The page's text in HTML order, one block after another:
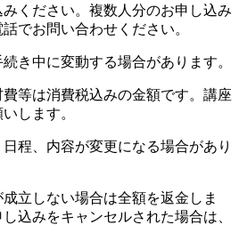
ください。複数人分のお申し込み
でお問い合わせください。
き中に変動する場合があります。
等は消費税込みの金額です。講座
します。
程、内容が変更になる場合があり
立しない場合は全額を返金しま
込みをキャンセルされた場合は、